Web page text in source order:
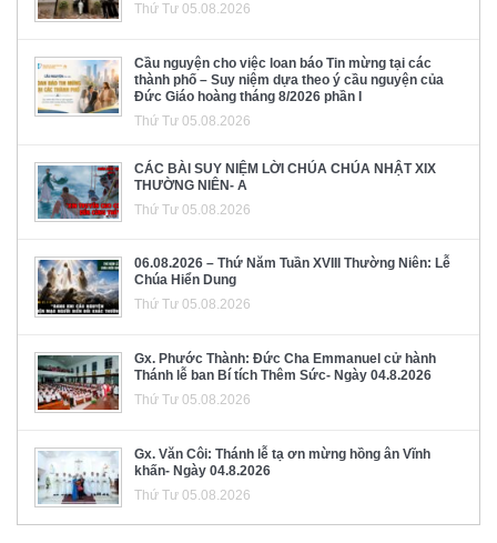
Thứ Tư 05.08.2026
Cầu nguyện cho việc loan báo Tin mừng tại các
thành phố – Suy niệm dựa theo ý cầu nguyện của
Đức Giáo hoàng tháng 8/2026 phần I
Thứ Tư 05.08.2026
CÁC BÀI SUY NIỆM LỜI CHÚA CHÚA NHẬT XIX
THƯỜNG NIÊN- A
Thứ Tư 05.08.2026
06.08.2026 – Thứ Năm Tuần XVIII Thường Niên: Lễ
Chúa Hiển Dung
Thứ Tư 05.08.2026
Gx. Phước Thành: Đức Cha Emmanuel cử hành
Thánh lễ ban Bí tích Thêm Sức- Ngày 04.8.2026
Thứ Tư 05.08.2026
Gx. Văn Côi: Thánh lễ tạ ơn mừng hồng ân Vĩnh
khấn- Ngày 04.8.2026
Thứ Tư 05.08.2026